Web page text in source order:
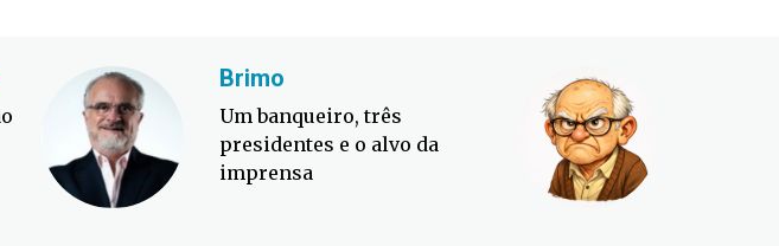
Brimo
Um banqueiro, três
presidentes e o alvo da
imprensa